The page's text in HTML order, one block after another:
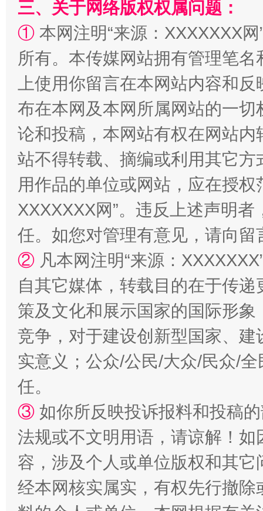
阿坝州三大球赛在茂县开幕 规模
国家大学科技园优化重塑工作
扯下公款旅游的“隐身衣” 如何以
三、关于网络版权权属问题：
① 本网注明“来源：XXXXXXX
所有。本传媒网站拥有管理笔
上使用你留言在本网站内容和
布在本网及本网所属网站的一
论和投稿，本网站有权在网站
站不得转载、摘编或利用其它
用作品的单位或网站，应在授
XXXXXXX网”。违反上述声明
任。如您对管理有意见，请向
② 凡本网注明“来源：
自其它媒体，转载目的在于传
策及文化和展示国家的国际形
竞争，对于建设创新型国家、
实意义；公众/公民/大众/民众/
任。
③ 如你所反映投诉报料和投稿
法规或不文明用语，请谅解！
容，涉及个人或单位版权和其它
经本网核实属实，有权先行撤